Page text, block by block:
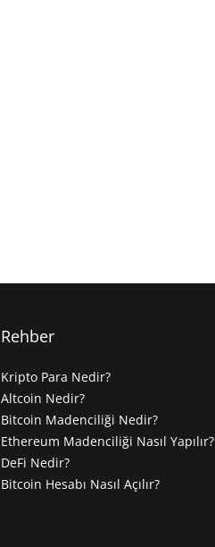
Rehber
Kripto Para Nedir?
Altcoin Nedir?
Bitcoin Madenciliği Nedir?
Ethereum Madenciliği Nasıl Yapılır?
DeFi Nedir?
Bitcoin Hesabı Nasıl Açılır?